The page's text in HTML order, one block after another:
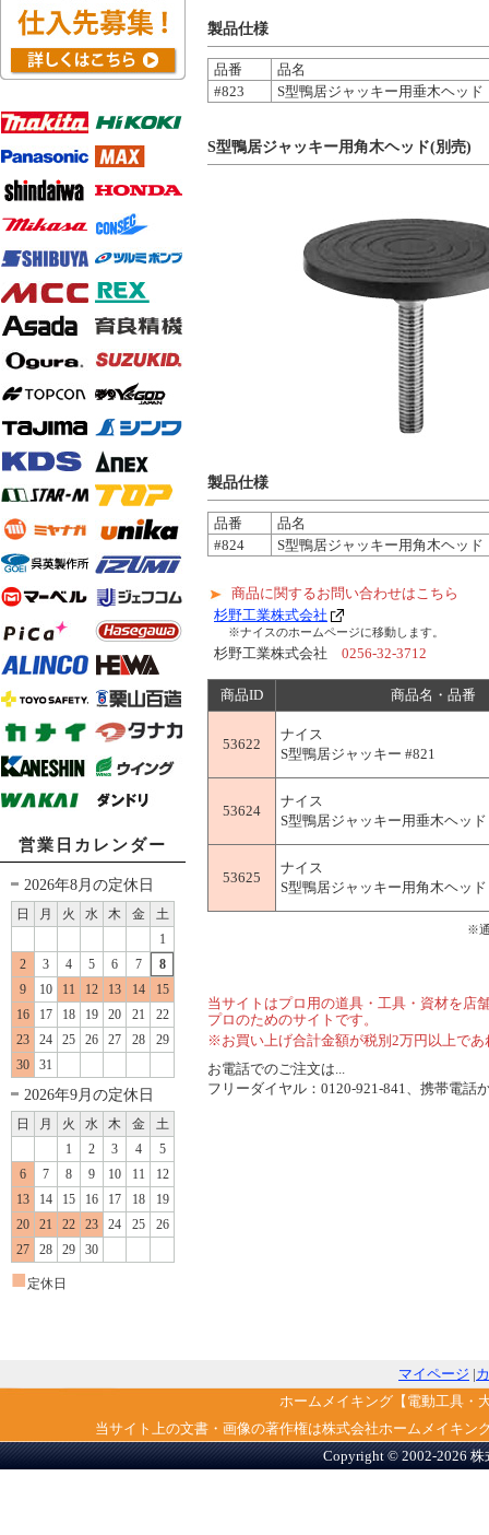
営業日カレンダー
2026年8月の定休日
日 月 火 水 木 金
土
1
2
3 4 5 6 7
8
9
10 11 12 13 14
15
16
17 18 19 20 21
22
23
24 25 26 27 28
29
30
31
2026年9月の定休日
日 月 火 水 木 金
土
1
2 3 4
5
6
7 8 9 10 11
12
13
14 15 16 17 18
19
20
21 22 23 24 25
26
27
28 29 30
■ 定休日
製品仕様
品番
品名
#823
S型鴨居ジャッキー用垂木ヘッド
S型鴨居ジャッキー用角木ヘッド(別売)
製品仕様
品番
品名
#824
S型鴨居ジャッキー用角木ヘッド
商品に関するお問い合わせはこちら
杉野工業株式会社
※ナイスのホームページに移動します。
杉野工業株式会社 0256-32-3712
商品ID 商品名・品番
53622
ナイス
S型鴨居ジャッキー #821
53624
ナイス
S型鴨居ジャッキー用垂木ヘッド
53625
ナイス
S型鴨居ジャッキー用角木ヘッド
※
当サイトはプロ用の道具・工具・資材を店
プロのためのサイトです。
※お買い上げ合計金額が税別2万円以上で
お電話でのご注文は...
フリーダイヤル：0120-921-841、携帯電
マイページ |
ホームメイキング【電動工具・
当サイト上の文書・画像の著作権は株式会社ホームメイキ
Copyright © 2002-2026